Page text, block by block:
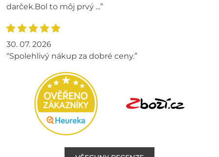
darček.Bol to môj prvý ...”
30. 07. 2026
“Spolehlivý nákup za dobré ceny.”